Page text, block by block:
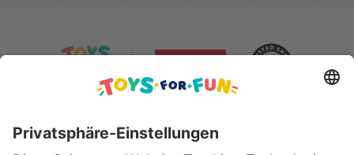
Sicher bezahlen mit: